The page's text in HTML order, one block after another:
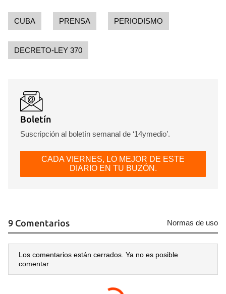
CUBA PRENSA PERIODISMO
DECRETO-LEY 370
Boletín
Suscripción al boletín semanal de ‘14ymedio’.
CADA VIERNES, LO MEJOR DE ESTE
DIARIO EN TU BUZÓN.
9 Comentarios Normas de uso
Los comentarios están cerrados. Ya no es posible
comentar